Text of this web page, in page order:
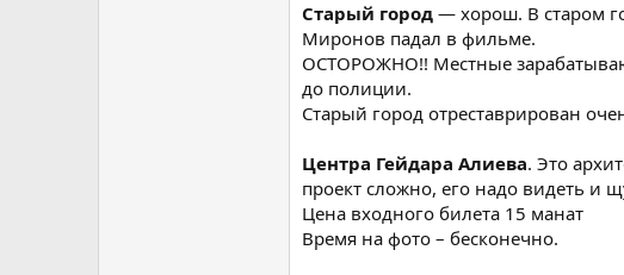
Старый город — хорош. В старом
Миронов падал в фильме.
ОСТОРОЖНО!! Местные
до полиции.
Старый город отреставрирован
Центра Гейдара Алиева. Это
проект сложно, его надо видеть и
Цена входного билета 15 манат
Время на фото – бесконечно.